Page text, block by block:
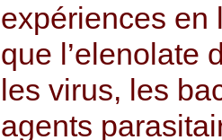
expériences en
que l’elenolate
les virus, les
agents